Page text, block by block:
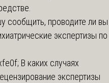
сообщить, проводите ли вы
экспертизы по
В каких случаях
экспертизы